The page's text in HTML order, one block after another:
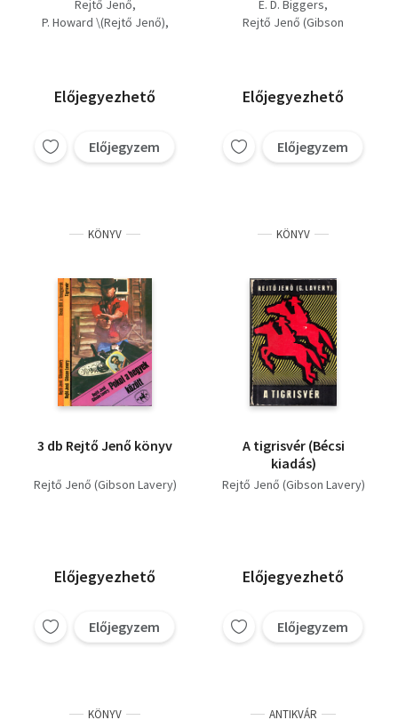
A szőke ciklon,
Halálsziget, Pokol a
hegyek között, A
Rejtő Jenő
P. Howard \(Rejtő Jenő)
Előjegyezhető
Előjegyzem
fenegyerek + Északi
E. D. Biggers
Rejtő Jenő (Gibson
Előjegyezhető
Előjegyzem
KÖNYV
3 db Rejtő Jenő könyv
Rejtő Jenő (Gibson Lavery)
Előjegyezhető
Előjegyzem
KÖNYV
A tigrisvér (Bécsi
kiadás)
Rejtő Jenő (Gibson Lavery)
Előjegyezhető
Előjegyzem
KÖNYV ANTIKVÁR